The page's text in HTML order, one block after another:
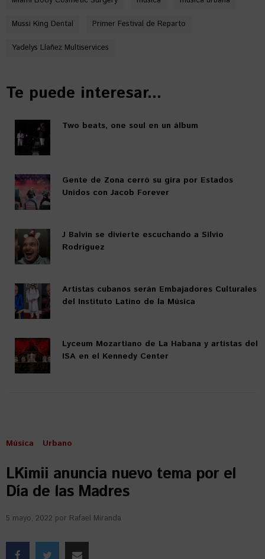
Mussi King Dental Primer Festival de Reparto
Yadelys Llañez Multiservices
Te puede interesar...
Two beats, one soul en un álbum
Gente de Zona cerró su gira por Estados
Unidos con Jacob Forever
J Balvin se divierte escuchando a Silvio
Rodríguez
Artistas cubanos serán Embajadores Culturales
del Instituto Latino de la Música
Lyceum Mozartiano de La Habana y artistas del
ISA en el Kennedy Center
Música Urbano
LKimii anuncia nuevo tema por el
Día de las Madres
5 mayo, 2022 por Rafael Miranda